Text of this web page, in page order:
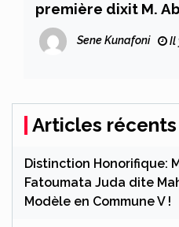
première dixit M.
ancien élu en
Sene Kunafoni Il
Articles récents
Distinction Honorifique:
Fatoumata Juda dite
Modèle en Commune V !